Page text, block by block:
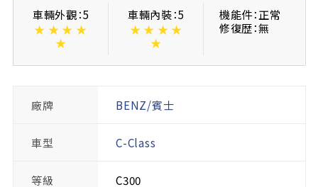
車輛外觀：5
★ ★ ★ ★
★
車輛內裝：5
★ ★ ★ ★
★
機能件：正常
修復歴：無
廠牌 BENZ/賓士
車型 C-Class
等級 C300